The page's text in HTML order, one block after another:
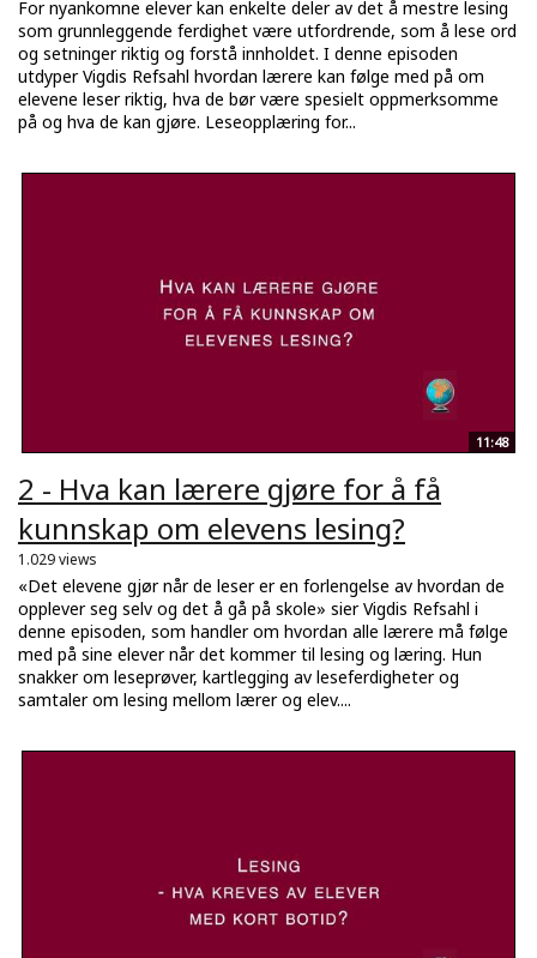
For nyankomne elever kan enkelte deler av det å mestre lesing
som grunnleggende ferdighet være utfordrende, som å lese ord
og setninger riktig og forstå innholdet. I denne episoden
utdyper Vigdis Refsahl hvordan lærere kan følge med på om
elevene leser riktig, hva de bør være spesielt oppmerksomme
på og hva de kan gjøre. Leseopplæring for...
11:48
2 - Hva kan lærere gjøre for å få
kunnskap om elevens lesing?
1.029 views
«Det elevene gjør når de leser er en forlengelse av hvordan de
opplever seg selv og det å gå på skole» sier Vigdis Refsahl i
denne episoden, som handler om hvordan alle lærere må følge
med på sine elever når det kommer til lesing og læring. Hun
snakker om leseprøver, kartlegging av leseferdigheter og
samtaler om lesing mellom lærer og elev....